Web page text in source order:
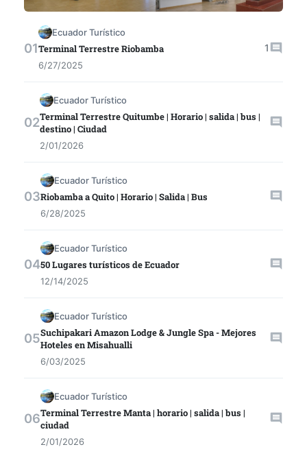
Ecuador Turístico
Terminal Terrestre Riobamba
6/27/2025
1
Ecuador Turístico
Terminal Terrestre Quitumbe | Horario | salida | bus |
destino | Ciudad
2/01/2026
Ecuador Turístico
Riobamba a Quito | Horario | Salida | Bus
6/28/2025
Ecuador Turístico
50 Lugares turísticos de Ecuador
12/14/2025
Ecuador Turístico
Suchipakari Amazon Lodge & Jungle Spa - Mejores
Hoteles en Misahualli
6/03/2025
Ecuador Turístico
Terminal Terrestre Manta | horario | salida | bus |
ciudad
2/01/2026